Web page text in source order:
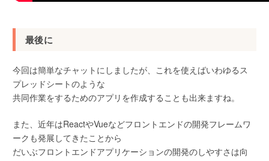
最後に
今回は簡単なチャットにしましたが、これを使えばいわゆるス
プレッドシートのような
共同作業をするためのアプリを作成することも出来ますね。
また、近年はReactやVueなどフロントエンドの開発フレームワ
ークも発展してきたことから
だいぶフロントエンドアプリケーションの開発のしやすさは向